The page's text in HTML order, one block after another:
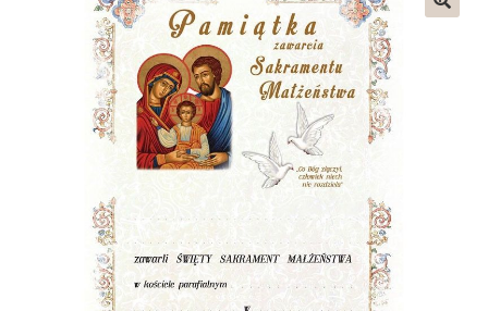
Nowości
Kontakt
Moje konto
Koszyk